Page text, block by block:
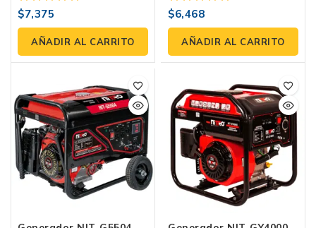
0
fuera
5
$7,375
AÑADIR AL CARRITO
Tiempos, 120/240V –
Energía Confiable Y
Continua
0
fuera
5
$6,468
AÑADIR AL CARRITO